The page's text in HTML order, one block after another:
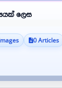
ලෙස
0 Articles